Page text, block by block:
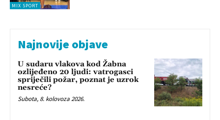
MIX SPORT
Najnovije objave
U sudaru vlakova kod Žabna
ozlijeđeno 20 ljudi: vatrogasci
spriječili požar, poznat je uzrok
nesreće?
Subota, 8. kolovoza 2026.